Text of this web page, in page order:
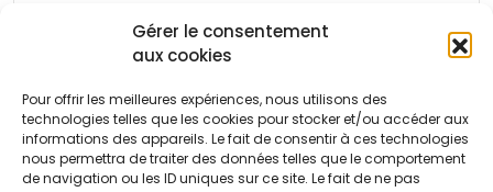
Gérer le consentement
aux cookies
Pour offrir les meilleures expériences, nous utilisons des
technologies telles que les cookies pour stocker et/ou accéder aux
informations des appareils. Le fait de consentir à ces technologies
nous permettra de traiter des données telles que le comportement
de navigation ou les ID uniques sur ce site. Le fait de ne pas
Commentaires récents
Aucun commentaire à afficher.